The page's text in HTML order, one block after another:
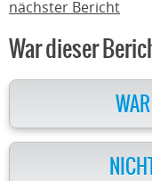
nächster Bericht
War dieser
WAR